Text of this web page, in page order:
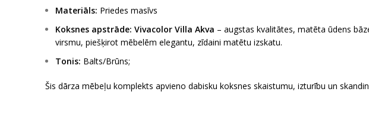
Materiāls: Priedes masīvs
Koksnes apstrāde: Vivacolor Villa Akva – augstas kvalitātes, matēta ūdens
virsmu, piešķirot mēbelēm elegantu, zīdaini matētu izskatu.
Tonis: Balts/Brūns;
Šis dārza mēbeļu komplekts apvieno dabisku koksnes skaistumu, izturību un